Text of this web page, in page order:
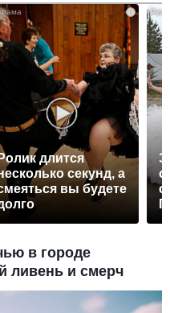
Ролик длится
секунд, а
вы будете
в городе
ливень и смерч